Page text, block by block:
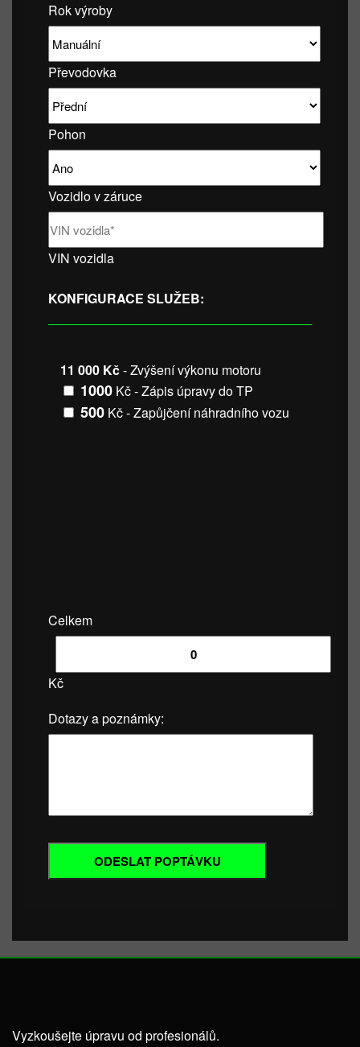
Rok výroby
Převodovka
Pohon
Vozidlo v záruce
VIN vozidla
KONFIGURACE SLUŽEB:
11 000 Kč- Zvýšení výkonu motoru
1000 Kč - Zápis úpravy do TP
500 Kč - Zapůjčení náhradního vozu
Celkem
Kč
Dotazy a poznámky:
Vyzkoušejte úpravu od profesionálů.